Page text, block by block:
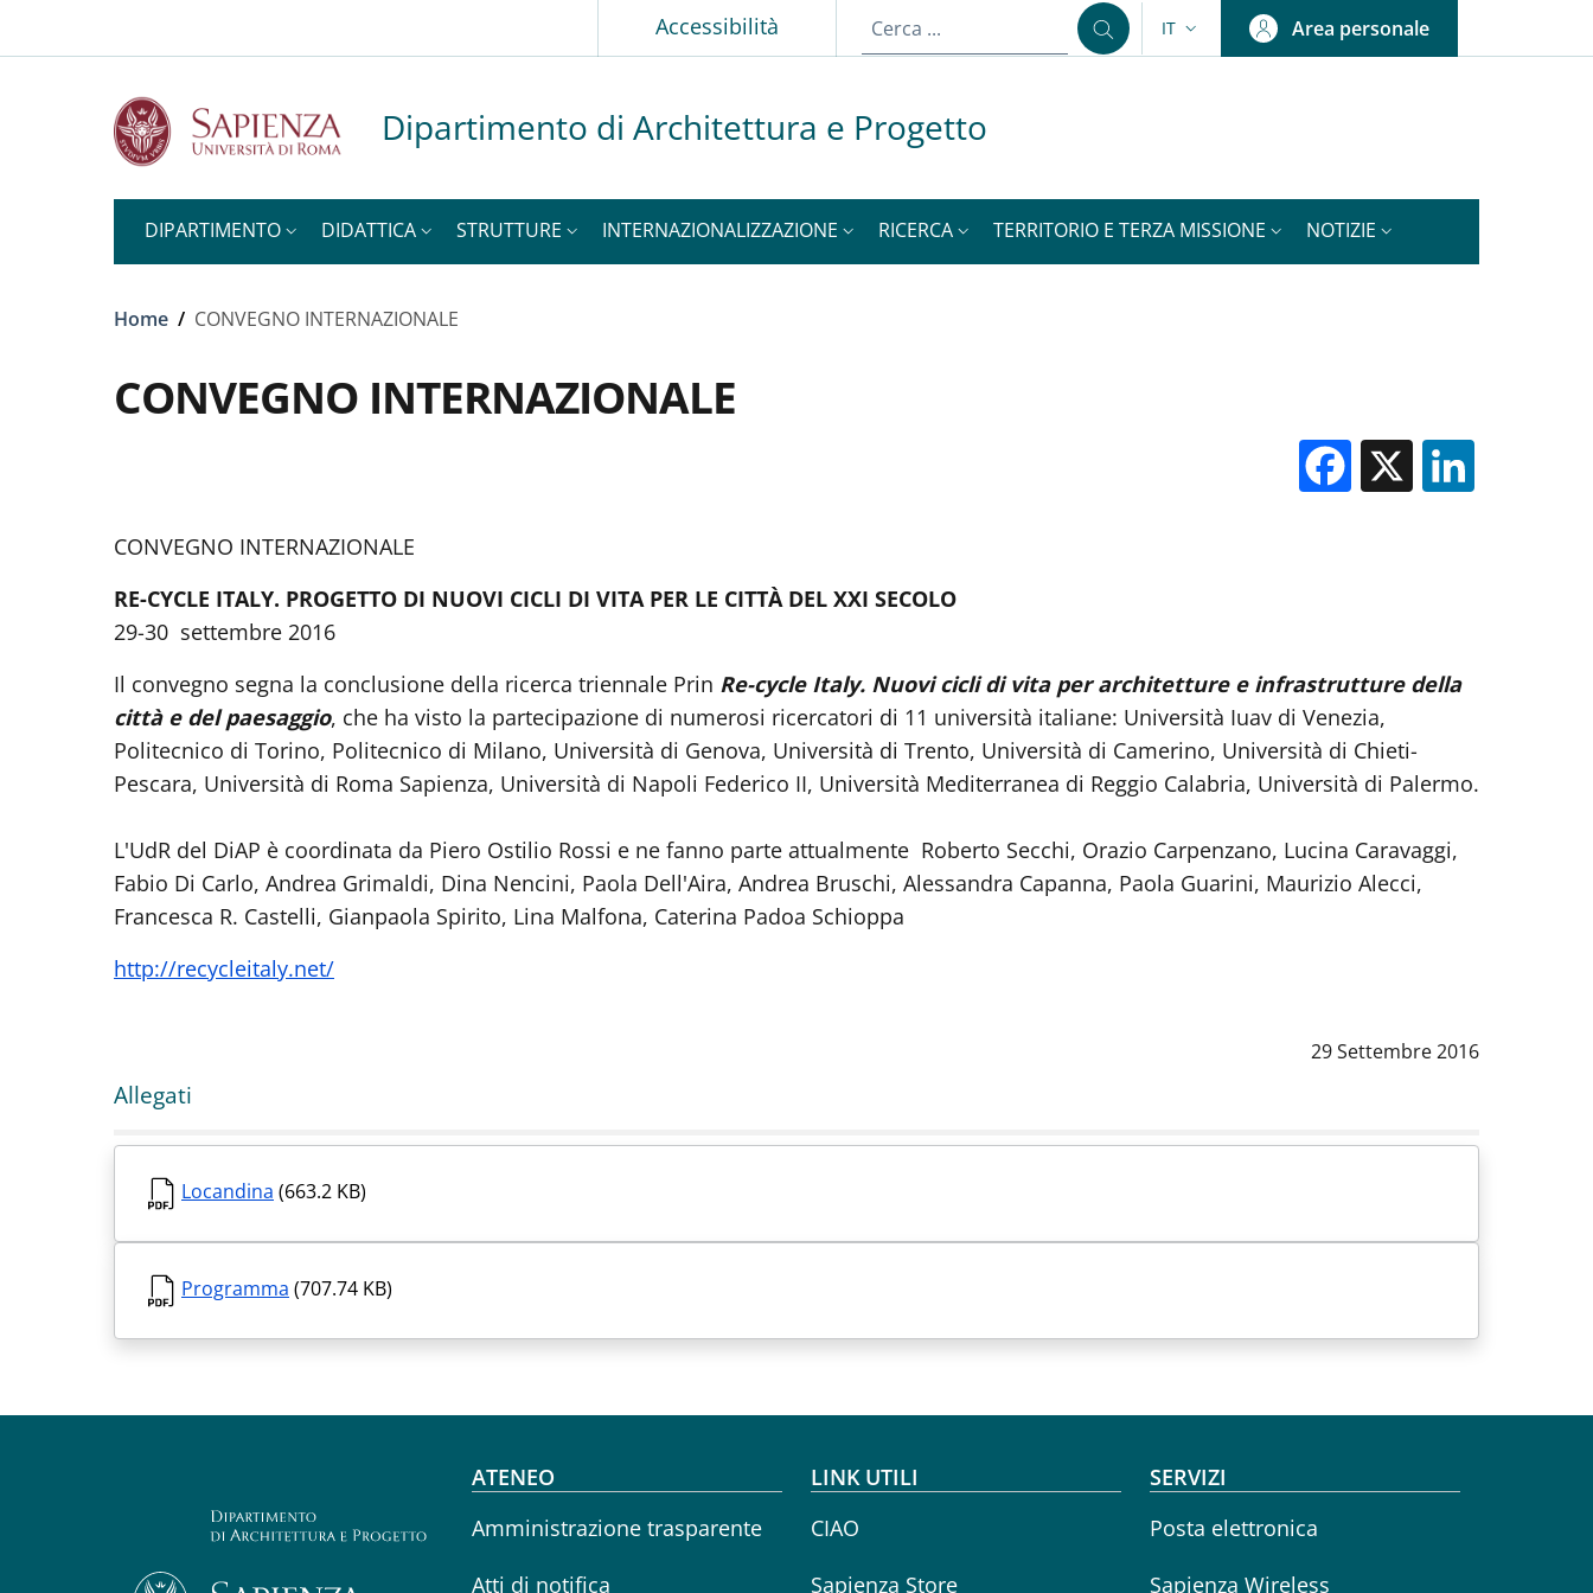
Accessibilità SELETTORE LINGUA: CURRENT LANGUAGE
IT Area personale
Dipartimento di Architettura e Progetto
DIPARTIMENTO DIDATTICA STRUTTURE INTERNAZIONALIZZAZIONE RICERCA TERRITORIO E TERZA MISSIONE NOTIZIE
Briciole di pane
Home / CONVEGNO INTERNAZIONALE
CONVEGNO INTERNAZIONALE
Facebook
X
CONVEGNO INTERNAZIONALE
RE-CYCLE ITALY. PROGETTO DI NUOVI CICLI DI VITA PER LE CITTÀ DEL XXI SECOLO
29-30 settembre 2016
Il convegno segna la conclusione della ricerca triennale Prin Re-cycle Italy. Nuovi cicli di vita per architetture e infrastrutture della
città e del paesaggio, che ha visto la partecipazione di numerosi ricercatori di 11 università italiane: Università Iuav di Venezia,
Politecnico di Torino, Politecnico di Milano, Università di Genova, Università di Trento, Università di Camerino, Università di Chieti-
Pescara, Università di Roma Sapienza, Università di Napoli Federico II, Università Mediterranea di Reggio Calabria, Università di Palermo.
L'UdR del DiAP è coordinata da Piero Ostilio Rossi e ne fanno parte attualmente Roberto Secchi, Orazio Carpenzano, Lucina Caravaggi,
Fabio Di Carlo, Andrea Grimaldi, Dina Nencini, Paola Dell'Aira, Andrea Bruschi, Alessandra Capanna, Paola Guarini, Maurizio Alecci,
Francesca R. Castelli, Gianpaola Spirito, Lina Malfona, Caterina Padoa Schioppa
http://recycleitaly.net/
Data notizia:
29 Settembre 2016
Allegati
Locandina (663.2 KB)
Programma (707.74 KB)
Footer menu
ATENEO
Amministrazione trasparente
Atti di notifica
LINK UTILI
CIAO
Sapienza Store
SERVIZI
Posta elettronica
Sapienza Wireless